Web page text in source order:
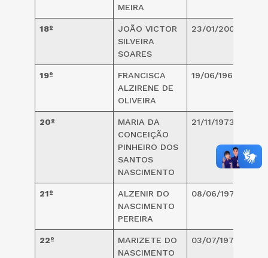
MEIRA
18º
JOÃO VICTOR
SILVEIRA
SOARES
23/01/2000
19º
FRANCISCA
ALZIRENE DE
OLIVEIRA
19/06/1968
20º
MARIA DA
CONCEIÇÃO
PINHEIRO DOS
SANTOS
NASCIMENTO
21/11/1973
21º
ALZENIR DO
NASCIMENTO
PEREIRA
08/06/1974
22º
MARIZETE DO
NASCIMENTO
03/07/1975